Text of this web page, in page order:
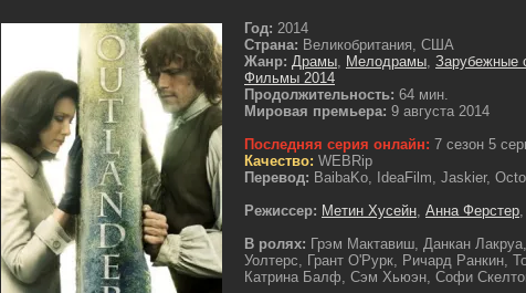
Год: 2014
Страна: Великобритания, США
Жанр: Драмы, Мелодрамы, Зарубежные
Фильмы 2014
Продолжительность: 64 мин.
Мировая премьера: 9 августа 2014
Последняя серия онлайн: 7 сезон 5
Качество: WEBRip
Перевод: BaibaKo, IdeaFilm, Jaskier,
Режиссер: Метин Хусейн, Анна Ферстер,
В ролях: Грэм Мактавиш, Данкан
Уолтерс, Грант О'Рурк, Ричард Ранкин,
Катрина Балф, Сэм Хьюэн, Софи